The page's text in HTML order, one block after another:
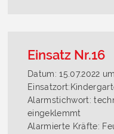
Einsatz Nr.16
Datum: 15.07.2022
Alarmstichwort:
eingeklemmt
Alarmierte Kräfte: